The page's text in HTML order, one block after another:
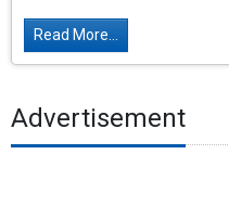
Read More...
Advertisement